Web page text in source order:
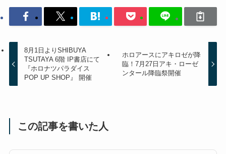
8月1日よりSHIBUYA
TSUTAYA 6階 IP書店にて
『ホロナツパラダイス
POP UP SHOP』 開催
ホロアースにアキロゼが降
臨！7月27日アキ・ローゼ
ンタール降臨祭開催
この記事を書いた人